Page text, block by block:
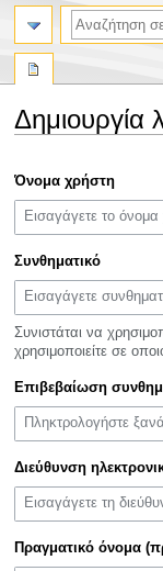
Δημιουργία
στην
πλοήγηση
στην
αναζήτηση
Όνομα χρήστη
Συνθηματικό
Συνιστάται να
χρησιμοποιείτε σε
Επιβεβαίωση
Διεύθυνση
Πραγματικό όνομα
αναζήτηση